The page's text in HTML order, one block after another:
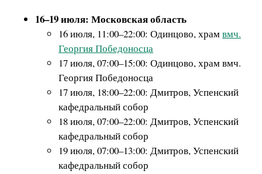
16–19 июля: Московская область
16 июля, 11:00–22:00: Одинцово, храмвмч.
Георгия Победоносца
17 июля, 07:00–15:00: Одинцово, храм вмч.
Георгия Победоносца
17 июля, 18:00–22:00: Дмитров, Успенский
кафедральный собор
18 июля, 07:00–22:00: Дмитров, Успенский
кафедральный собор
19 июля, 07:00–13:00: Дмитров, Успенский
кафедральный собор